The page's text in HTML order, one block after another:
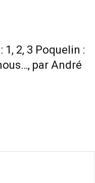
1, 2, 3 Poquelin :
par André